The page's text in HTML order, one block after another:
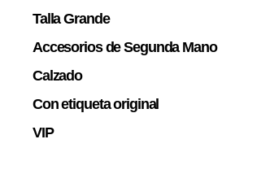
Talla Grande
Accesorios de Segunda Mano
Calzado
Con etiqueta original
VIP